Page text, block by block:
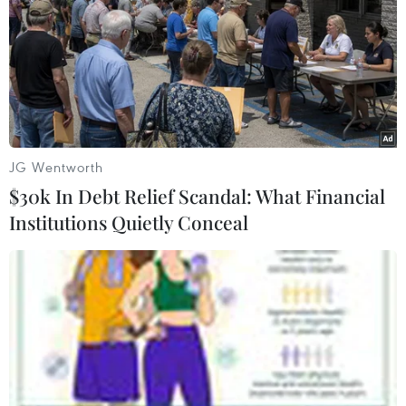
'bốc hơi' 1.200 tỷ USD
TIN LIÊN QUAN
JG Wentworth
$30k In Debt Relief Scandal: What Financial
Institutions Quietly Conceal